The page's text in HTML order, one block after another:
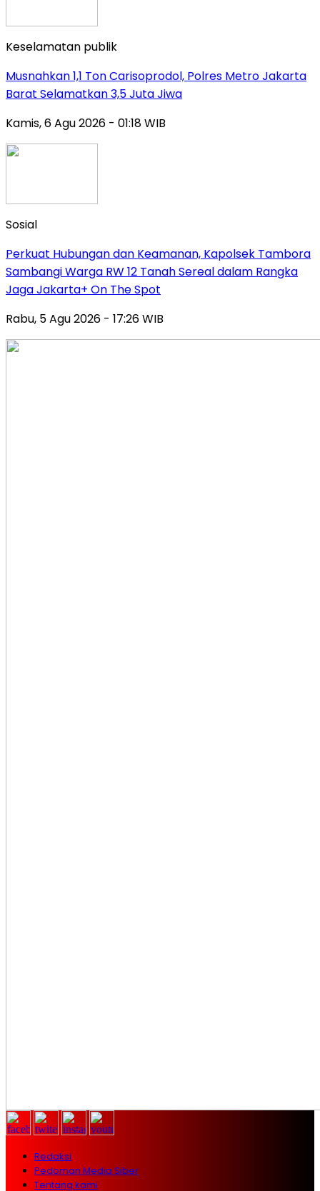
Keselamatan publik
Musnahkan 1,1 Ton Carisoprodol, Polres Metro Jakarta
Barat Selamatkan 3,5 Juta Jiwa
Kamis, 6 Agu 2026 - 01:18 WIB
Sosial
Perkuat Hubungan dan Keamanan, Kapolsek Tambora
Sambangi Warga RW 12 Tanah Sereal dalam Rangka
Jaga Jakarta+ On The Spot
Rabu, 5 Agu 2026 - 17:26 WIB
Redaksi
Pedoman Media Siber
Tentang kami